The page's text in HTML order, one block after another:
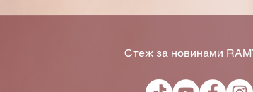
Стеж за новинами